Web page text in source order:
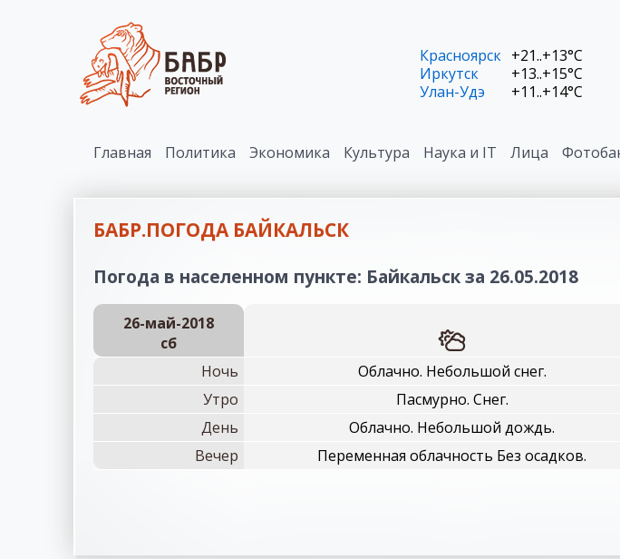
Красноярск +21..+13°C
Иркутск
+13..+15°C
Улан-Удэ
+11..+14°C
Главная Политика Экономика Культура Наука и IT Лица
БАБР.ПОГОДА БАЙКАЛЬСК
Погода в населенном пункте: Байкальск за 26.05.2018
26-май-2018
сб
Ночь
Облачно. Небольшой снег.
Утро
Пасмурно. Снег.
День
Облачно. Небольшой дождь.
Вечер
Переменная облачность Без осадков.